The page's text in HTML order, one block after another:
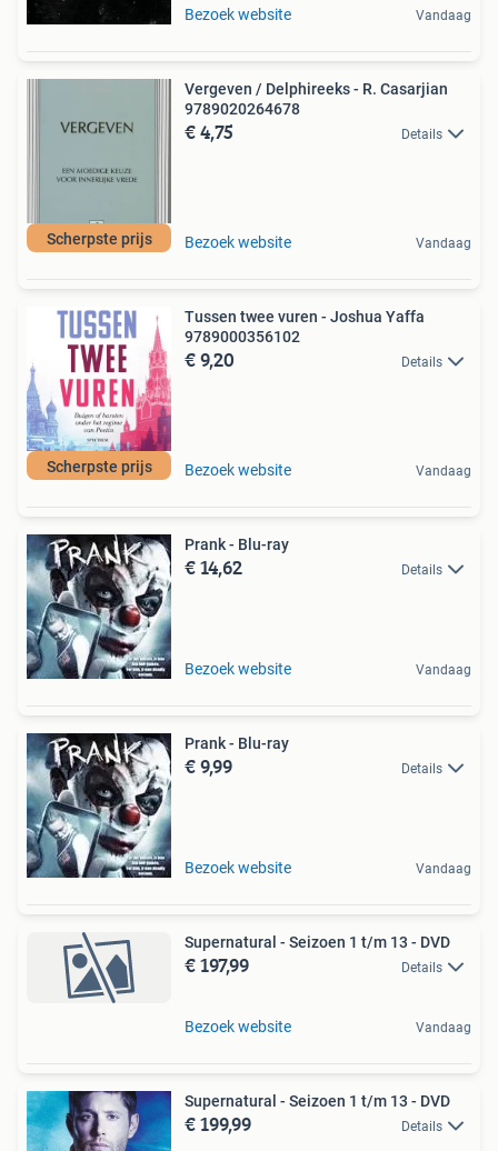
Bezoek website Vandaag
Scherpste prijs
Vergeven / Delphireeks - R. Casarjian
9789020264678
€ 4,75 Details
Bezoek website Vandaag
Scherpste prijs
Tussen twee vuren - Joshua Yaffa
9789000356102
€ 9,20 Details
Bezoek website Vandaag
Prank - Blu-ray
€ 14,62 Details
Bezoek website Vandaag
Prank - Blu-ray
€ 9,99 Details
Bezoek website Vandaag
Supernatural - Seizoen 1 t/m 13 - DVD
€ 197,99 Details
Bezoek website Vandaag
Supernatural - Seizoen 1 t/m 13 - DVD
€ 199,99 Details